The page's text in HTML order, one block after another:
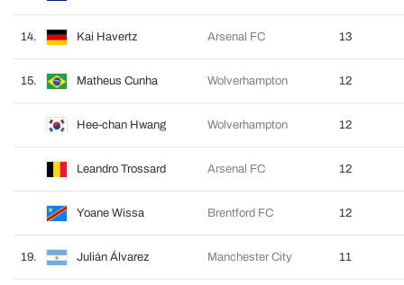
14. Kai Havertz Arsenal FC 13
15. Matheus Cunha Wolverhampton 12
Hee-chan Hwang Wolverhampton 12
Leandro Trossard Arsenal FC 12
Yoane Wissa Brentford FC 12
19. Julián Álvarez Manchester City 11